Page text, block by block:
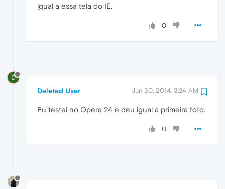
igual a essa tela do IE.
0
D
Deleted User Jun 30, 2014, 3:24 AM
Eu testei no Opera 24 e deu igual a primeira foto.
0